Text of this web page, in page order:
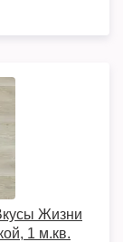
Жизни
1 м.кв.